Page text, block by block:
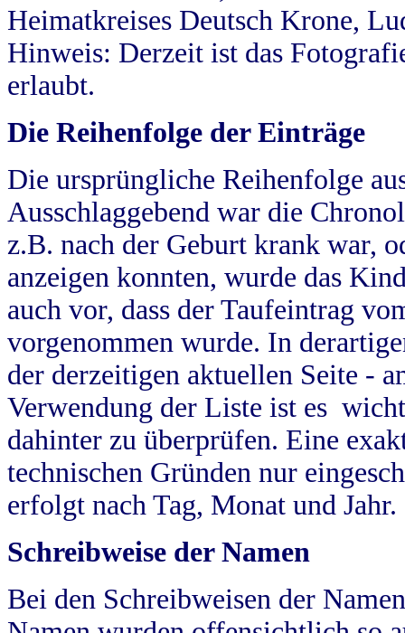
Heimatkreises Deutsch Krone,
Hinweis: Derzeit ist das
erlaubt.
Die Reihenfolge der Einträge
Die ursprüngliche Reihenfolge
Ausschlaggebend war die
z.B. nach der Geburt krank war,
anzeigen konnten, wurde das
auch vor, dass der Taufeintrag
vorgenommen wurde. In
der derzeitigen aktuellen Seite -
Verwendung der Liste ist es
dahinter zu überprüfen. Eine
technischen Gründen nur
erfolgt nach Tag, Monat und Jahr.
Schreibweise der Namen
Bei den Schreibweisen der